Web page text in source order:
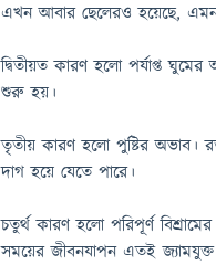
এখন আবার ছেলেরও হয়েছে,
দ্বিতীয়ত কারণ হলো পর্যাপ্ত
শুরু হয়।
তৃতীয় কারণ হলো পুষ্টির অভাব।
দাগ হয়ে যেতে পারে।
চতুর্থ কারণ হলো পরিপূর্ণ
সময়ের জীবনযাপন এতই